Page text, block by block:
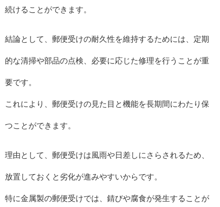
続けることができます。
結論として、郵便受けの耐久性を維持するためには、定期
的な清掃や部品の点検、必要に応じた修理を行うことが重
要です。
これにより、郵便受けの見た目と機能を長期間にわたり保
つことができます。
理由として、郵便受けは風雨や日差しにさらされるため、
放置しておくと劣化が進みやすいからです。
特に金属製の郵便受けでは、錆びや腐食が発生することが